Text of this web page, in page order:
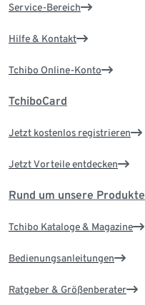
Service-Bereich
Hilfe & Kontakt
Tchibo Online-Konto
TchiboCard
Jetzt kostenlos registrieren
Jetzt Vorteile entdecken
Rund um unsere Produkte
Tchibo Kataloge & Magazine
Bedienungsanleitungen
Ratgeber & Größenberater